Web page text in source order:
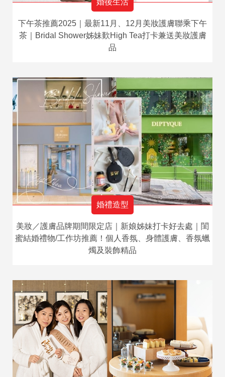
下午茶推薦2025｜最新11月、12月美妝護膚聯乘下午
茶｜Bridal Shower姊妹歎High Tea打卡兼送美妝護膚
品
婚禮造型
美妝／護膚品牌期間限定店｜新娘姊妹打卡好去處｜閨
蜜結婚禮物/工作坊推薦！個人香氛、身體護膚、香氛蠟
燭及裝飾精品